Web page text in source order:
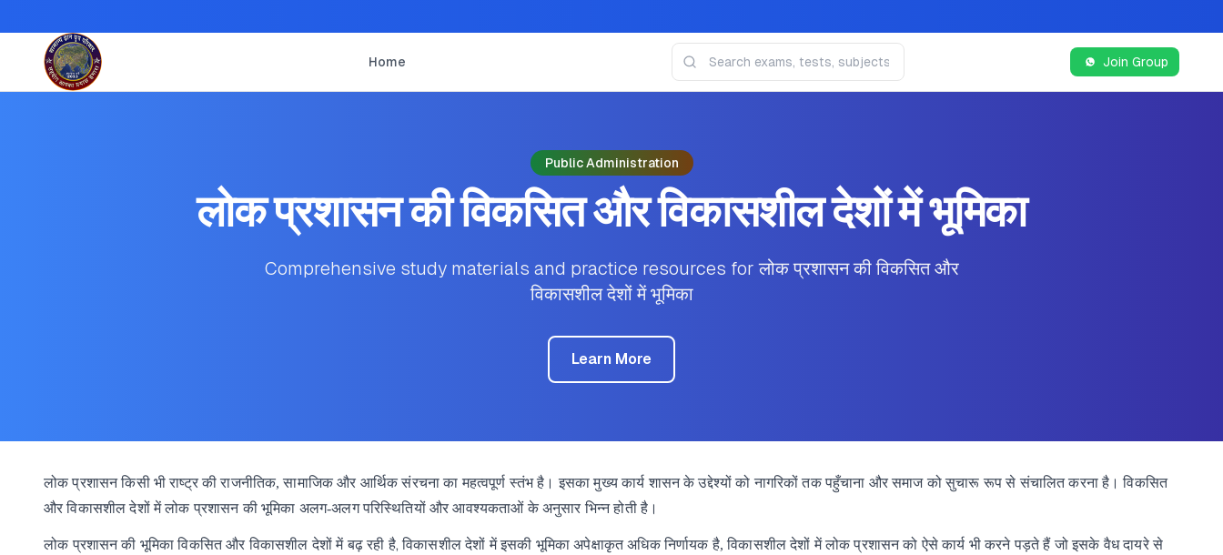
Home Join Group
Public Administration
लोक प्रशासन की विकसित और विकासशील देशों में भूमिका
Comprehensive study materials and practice resources for लोक प्रशासन की विकसित और
विकासशील देशों में भूमिका
Learn More
लोक प्रशासन किसी भी राष्ट्र की राजनीतिक, सामाजिक और आर्थिक संरचना का महत्वपूर्ण स्तंभ है। इसका मुख्य कार्य शासन के उद्देश्यों को नागरिकों तक पहुँचाना और समाज को सुचारू रूप से संचालित करना है। विकसित
और विकासशील देशों में लोक प्रशासन की भूमिका अलग-अलग परिस्थितियों और आवश्यकताओं के अनुसार भिन्न होती है।
लोक प्रशासन की भूमिका विकसित और विकासशील देशों में बढ़ रही है,विकासशील देशों में इसकी भूमिका अपेक्षाकृत अधिक निर्णायक है,विकासशील देशों में लोक प्रशासन को ऐसे कार्य भी करने पड़ते हैं जो इसके वैध दायरे से